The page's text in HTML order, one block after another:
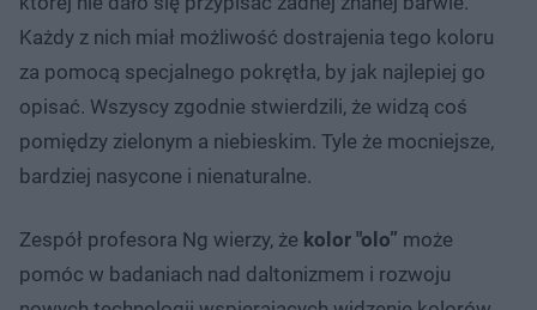
Każdy z nich miał możliwość dostrajenia tego koloru
za pomocą specjalnego pokrętła, by jak najlepiej go
opisać. Wszyscy zgodnie stwierdzili, że widzą coś
pomiędzy zielonym a niebieskim. Tyle że mocniejsze,
bardziej nasycone i nienaturalne.
Zespół profesora Ng wierzy, że kolor "olo” może
pomóc w badaniach nad daltonizmem i rozwoju